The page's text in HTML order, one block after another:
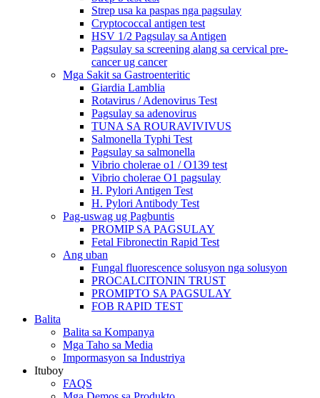
Strep usa ka paspas nga pagsulay
Cryptococcal antigen test
HSV 1/2 Pagsulay sa Antigen
Pagsulay sa screening alang sa cervical pre-
cancer ug cancer
Mga Sakit sa Gastroenteritic
Giardia Lamblia
Rotavirus / Adenovirus Test
Pagsulay sa adenovirus
TUNA SA ROURAVIVIVUS
Salmonella Typhi Test
Pagsulay sa salmonella
Vibrio cholerae o1 / O139 test
Vibrio cholerae O1 pagsulay
H. Pylori Antigen Test
H. Pylori Antibody Test
Pag-uswag ug Pagbuntis
PROMIP SA PAGSULAY
Fetal Fibronectin Rapid Test
Ang uban
Fungal fluorescence solusyon nga solusyon
PROCALCITONIN TRUST
PROMIPTO SA PAGSULAY
FOB RAPID TEST
Balita
Balita sa Kompanya
Mga Taho sa Media
Impormasyon sa Industriya
Ituboy
FAQS